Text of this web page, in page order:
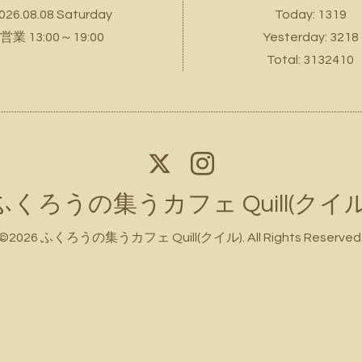
Saturday
営業 13:00～19:00
Today: 1319
Yesterday: 3218
Total: 3132410
くろうの集うカフェ Quill(クイ
ふくろうの集うカフェ Quill(クイル) . All Rights